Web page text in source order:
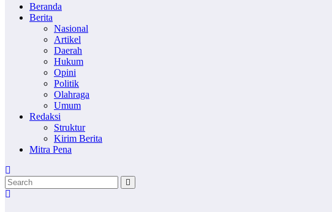
Beranda
Berita
Nasional
Artikel
Daerah
Hukum
Opini
Politik
Olahraga
Umum
Redaksi
Struktur
Kirim Berita
Mitra Pena